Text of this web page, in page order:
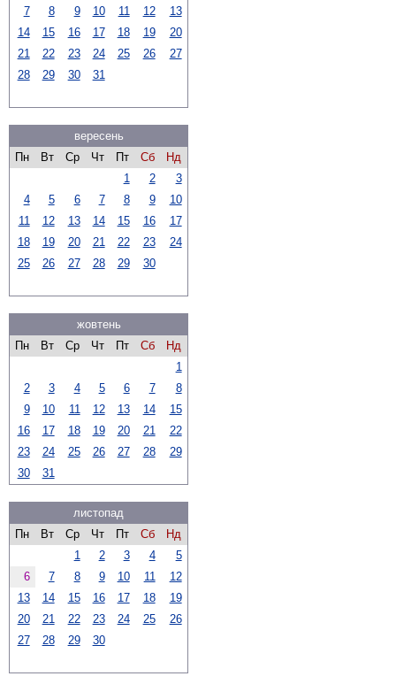
7 8 9 10 11 12
13
14
15 16 17 18 19
20
21
22 23 24 25 26
27
28
29 30 31
вересень
Пн
Вт Ср Чт Пт Сб
Нд
1
2
3
4
5 6 7 8 9
10
11
12 13 14 15 16
17
18
19 20 21 22 23
24
25
26 27 28 29 30
жовтень
Пн
Вт Ср Чт Пт Сб
Нд
1
2
3 4 5 6 7
8
9
10 11 12 13 14
15
16
17 18 19 20 21
22
23
24 25 26 27 28
29
30
31
листопад
Пн
Вт Ср Чт Пт Сб
Нд
1
2 3 4
5
6
7 8 9 10 11
12
13
14 15 16 17 18
19
20
21 22 23 24 25
26
27
28 29 30